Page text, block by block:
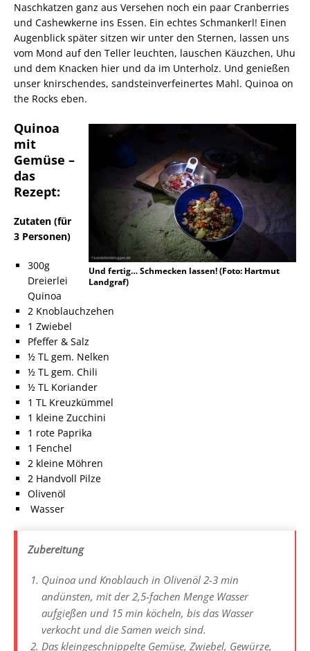
Naschkatzen ganz aus Versehen noch ein paar Cranberries
und Cashewkerne ins Essen. Ein echtes Schmankerl! Einen
Augenblick später sitzen wir unter den Sternen, lassen uns
vom Mond auf den Teller leuchten, lauschen Käuzchen, Uhu
und dem Knacken hier und da im Unterholz. Und genießen
unser knirschendes, sandsteinverfeinertes Mahl. Quinoa on
the Rocks eben.
Und fertig… Schmecken lassen! (Foto: Hartmut
Landgraf)
Quinoa
mit
Gemüse –
das
Rezept:
Zutaten (für
3 Personen)
300g
Dreierlei
Quinoa
2 Knoblauchzehen
1 Zwiebel
Pfeffer & Salz
½ TL gem. Nelken
½ TL gem. Chili
½ TL Koriander
1 TL Kreuzkümmel
1 kleine Zucchini
1 rote Paprika
1 Fenchel
2 kleine Möhren
2 Handvoll Pilze
Olivenöl
Wasser
Zubereitung
Quinoa und Knoblauch in Olivenöl 2-3 min
andünsten, mit der 2,5-fachen Menge Wasser
aufgießen und 15 min köcheln, bis das Wasser
verkocht und die Samen weich sind.
Das kleingeschnippelte Gemüse, Zwiebel, Gewürze,